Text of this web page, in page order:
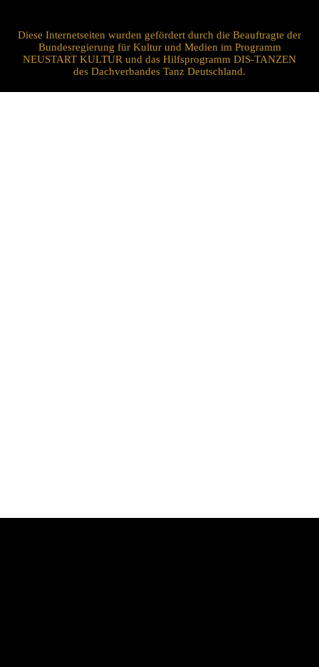
Diese Internetseiten wurden gefördert durch die Beauftragte der
Bundesregierung für Kultur und Medien im Programm
NEUSTART KULTUR und das Hilfsprogramm DIS-TANZEN
des Dachverbandes Tanz Deutschland.